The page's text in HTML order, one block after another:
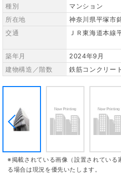
種別
マンション
所在地
神奈川県平塚市
交通
ＪＲ東海道本線
築年月
2024年9月
建物構造／階数
鉄筋コンクリー
※掲載されている画像（設置されている
る場合は現況を優先いたします。